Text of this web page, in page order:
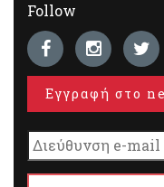
Follow
Εγγραφή στο